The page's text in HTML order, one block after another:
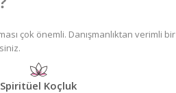
çok önemli. Danışmanlıktan verimli bir
Spiritüel Koçluk